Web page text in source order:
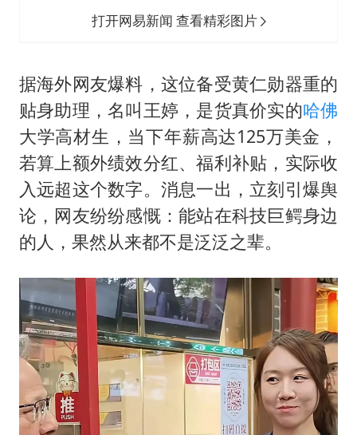
打开网易新闻 查看精彩图片
据海外网友爆料，这位备受黄仁勋器重的
贴身助理，名叫王婷，是货真价实的哈佛
大学高材生，当下年薪高达125万美金，
若算上额外绩效分红、福利补贴，实际收
入远超这个数字。消息一出，立刻引爆舆
论，网友纷纷感慨：能站在科技巨鳄身边
的人，果然从来都不是泛泛之辈。